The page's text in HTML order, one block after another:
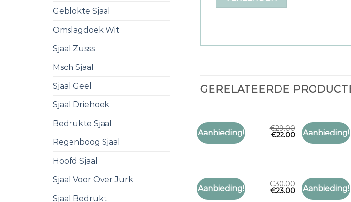
Geblokte Sjaal
Omslagdoek Wit
Sjaal Zusss
Msch Sjaal
Sjaal Geel
Sjaal Driehoek
Bedrukte Sjaal
Regenboog Sjaal
Hoofd Sjaal
Sjaal Voor Over Jurk
Sjaal Bedrukt
GERELATEERDE
Aanbieding!
Toevoegen
SJAAL RUIT
sjaal ruit
€29.00
€22.00 Aanbieding!
SJAAL RUIT
sjaal ruit
Aanbieding!
Toevoegen
SJAAL RUIT
sjaal ruit
€30.00
€23.00 Aanbieding!
SJAAL RUIT
sjaal ruit